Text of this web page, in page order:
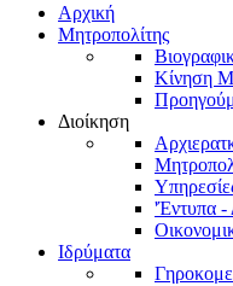
Αρχική
Μητροπολίτης
Κίνηση
Διοίκηση
'Έντυπα -
Ιδρύματα